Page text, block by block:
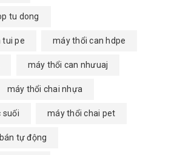
tu dong
tui pe máy thổi can hdpe
máy thổi can nhưuaj
máy thổi chai nhựa
suối máy thổi chai pet
tự động